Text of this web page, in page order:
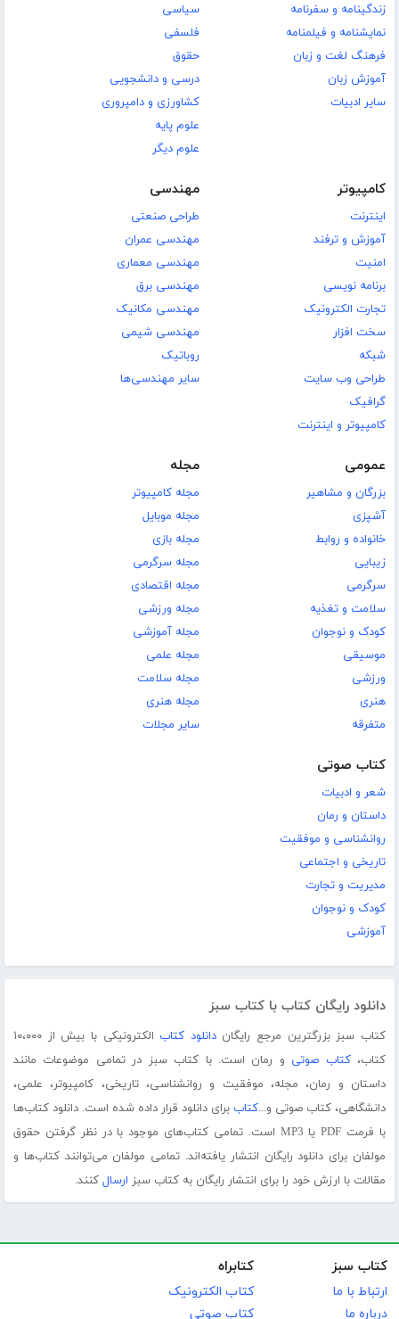
زندگینامه و سفرنامه
نمایشنامه و فیلمنامه
فرهنگ لغت و زبان
آموزش زبان
سایر ادبیات
سیاسی
فلسفی
حقوق
درسی و دانشجویی
کشاورزی و دامپروری
علوم پایه
علوم دیگر
کامپیوتر
اینترنت
آموزش و ترفند
امنیت
برنامه نویسی
تجارت الکترونیک
سخت افزار
شبکه
طراحی وب سایت
گرافیک
کامپیوتر و اینترنت
مهندسی
طراحی صنعتی
مهندسی عمران
مهندسی معماری
مهندسی برق
مهندسی مکانیک
مهندسی شیمی
روباتیک
سایر مهندسی‌ها
عمومی
بزرگان و مشاهیر
آشپزی
خانواده و روابط
زیبایی
سرگرمی
سلامت و تغذیه
کودک و نوجوان
موسیقی
ورزشی
هنری
متفرقه
مجله
مجله کامپیوتر
مجله موبایل
مجله بازی
مجله سرگرمی
مجله اقتصادی
مجله ورزشی
مجله آموزشی
مجله علمی
مجله سلامت
مجله هنری
سایر مجلات
کتاب صوتی
شعر و ادبیات
داستان و رمان
روانشناسی و موفقیت
تاریخی و اجتماعی
مدیریت و تجارت
کودک و نوجوان
آموزشی
دانلود رایگان کتاب با کتاب سبز
کتاب سبز بزرگترین مرجع رایگاندانلود کتاب
الکترونیکی با بیش از ۱۰،۰۰۰
کتاب،کتاب صوتی و رمان است. با کتاب سبز در تمامی موضوعات مانند
داستان و رمان، مجله، موفقیت و روانشناسی، تاریخی، کامپیوتر، علمی،
دانشگاهی، کتاب صوتی و...کتاب برای دانلود قرار داده شده است. دانلود کتاب‌ها
با فرمت PDF یا MP3 است. تمامی کتاب‌های موجود با در نظر گرفتن حقوق
مولفان برای دانلود رایگان انتشار یافته‌اند. تمامی مولفان می‌توانند کتاب‌ها و
مقالات با ارزش خود را برای انتشار رایگان به کتاب سبز ارسال کنند.
کتاب سبز
ارتباط با ما
درباره ما
کتابراه
کتاب الکترونیک
کتاب صوتی